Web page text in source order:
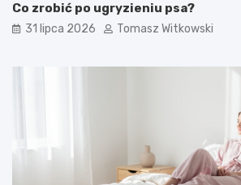
Co zrobić po ugryzieniu psa?
31 lipca 2026 Tomasz Witkowski